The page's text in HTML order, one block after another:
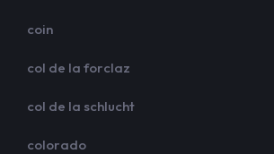
coin
col de la forclaz
col de la schlucht
colorado